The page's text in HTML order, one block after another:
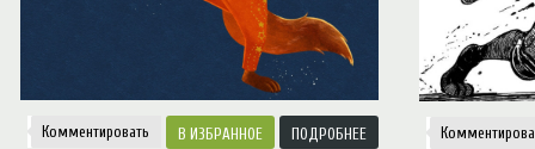
Комментировать ИЗБРАННОЕ ПОДРОБНЕЕ